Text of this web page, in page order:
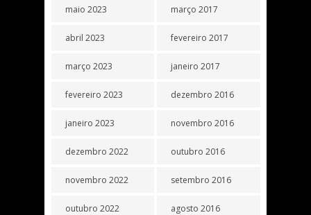
maio 2023
abril 2023
março 2023
fevereiro 2023
janeiro 2023
dezembro 2022
novembro 2022
outubro 2022
março 2017
fevereiro 2017
janeiro 2017
dezembro 2016
novembro 2016
outubro 2016
setembro 2016
agosto 2016